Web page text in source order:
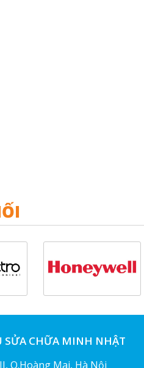
SỬA CHỮA MINH NHẬT
Q.Hoàng Mai, Hà Nội